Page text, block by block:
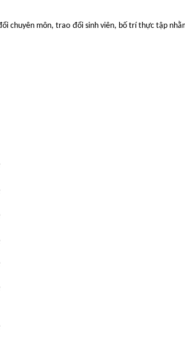
chuyên môn, trao đổi sinh viên, bố trí thực tập